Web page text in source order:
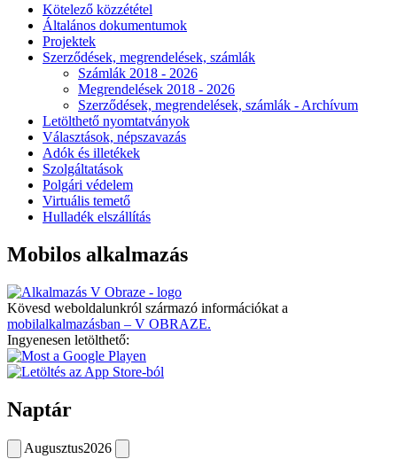
Kötelező közzététel
Általános dokumentumok
Projektek
Szerződések, megrendelések, számlák
Számlák 2018 - 2026
Megrendelések 2018 - 2026
Szerződések, megrendelések, számlák - Archívum
Letölthető nyomtatványok
Választások, népszavazás
Adók és illetékek
Szolgáltatások
Polgári védelem
Virtuális temető
Hulladék elszállítás
Mobilos alkalmazás
Kövesd weboldalunkról származó információkat a
mobilalkalmazásban – V OBRAZE.
Ingyenesen letölthető:
Naptár
Augusztus2026